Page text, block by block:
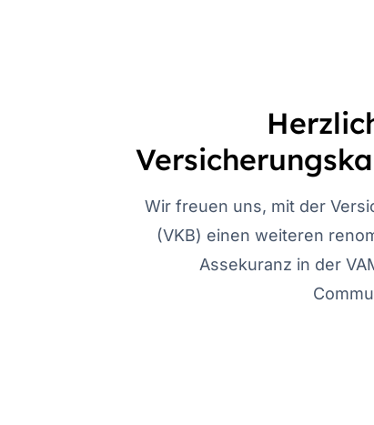
Wir freuen uns, mit der
(VKB) einen weiteren
Assekuranz in der